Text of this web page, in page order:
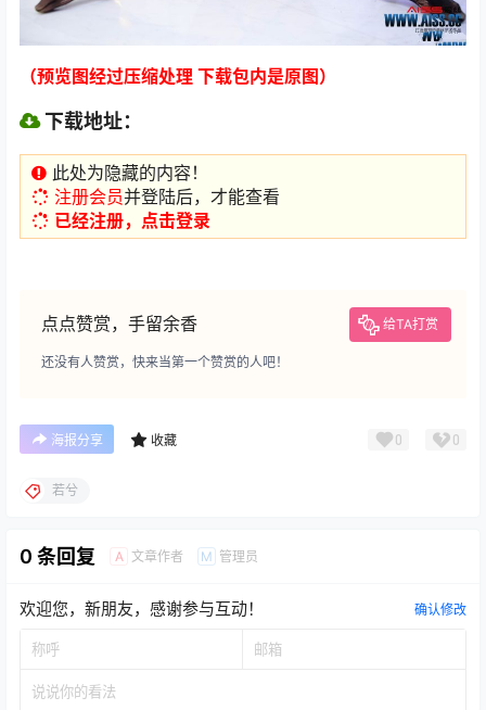
（预览图经过压缩处理 下载包内是原图）
下载地址：
此处为隐藏的内容！
注册会员并登陆后，才能查看
已经注册，点击登录
点点赞赏，手留余香 给TA打赏
还没有人赞赏，快来当第一个赞赏的人吧！
海报分享 收藏 0 0
若兮
0 条回复 A 文章作者 M 管理员
欢迎您，新朋友，感谢参与互动！ 确认修改